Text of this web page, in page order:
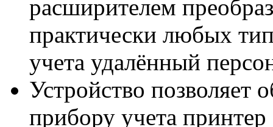
расширителем
практически любых
учета удалённый
Устройство позволяет
прибору учета